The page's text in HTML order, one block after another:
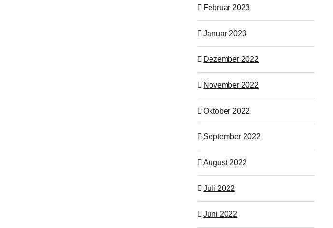
Februar 2023
Januar 2023
Dezember 2022
November 2022
Oktober 2022
September 2022
August 2022
Juli 2022
Juni 2022